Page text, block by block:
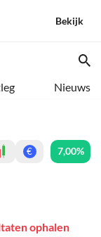
Bekijk
Nieuws
€ 7,00%
ophalen